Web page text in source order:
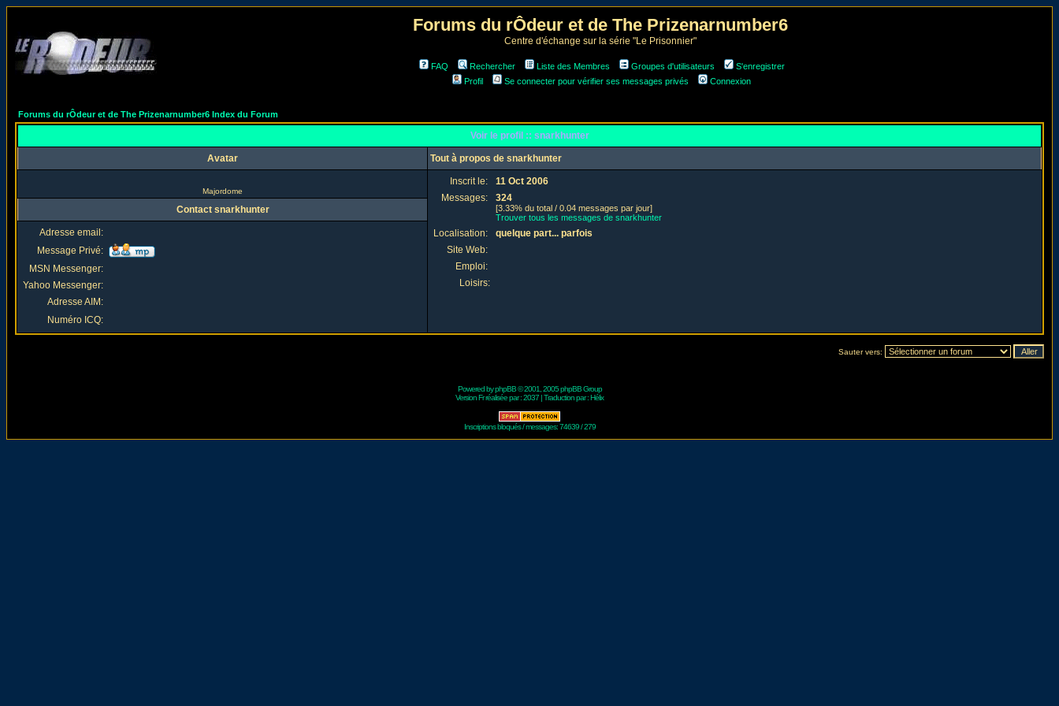
Forums du rÔdeur et de The Prizenarnumber6
Centre d'échange sur la série "Le Prisonnier"
FAQ Rechercher Liste des Membres Groupes d'utilisateurs
S'enregistrer
Profil
Se connecter pour vérifier ses messages privés Connexion
Forums du rÔdeur et de The Prizenarnumber6 Index du Forum
Voir le profil :: snarkhunter
Avatar Tout à propos de snarkhunter
Majordome
Inscrit le:
11 Oct 2006
Messages:
324
[3.33% du total / 0.04 messages par jour]
Trouver tous les messages de snarkhunter
Localisation:
quelque part... parfois
Site Web:
Emploi:
Loisirs:
Contact snarkhunter
Adresse email:
Message Privé:
MSN Messenger:
Yahoo Messenger:
Adresse AIM:
Numéro ICQ:
Sauter vers:
Powered byphpBB© 2001, 2005 phpBB Group
Version Fr réalisée par :2037 | Traduction par :Hélix
Inscriptions bloqués / messages: 74639 / 279